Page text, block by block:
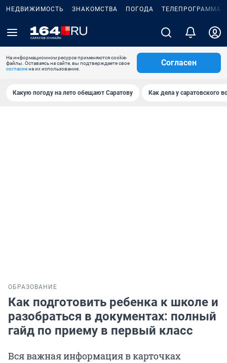
НЕДВИЖИМОСТЬ ЗНАКОМСТВА ПОГОДА ТЕЛЕПРОГРАММА
На информационном ресурсе применяются cookie-
файлы. Оставаясь на сайте, вы подтверждаете свое
согласиена их использование.
Согласен
Какую погоду на лето обещают Саратову Как дела у саратовского
ОБРАЗОВАНИЕ
Как подготовить ребенка к школе и
разобраться в документах: полный
гайд по приему в первый класс
Вся важная информация в карточках